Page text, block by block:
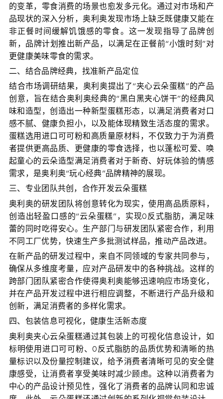
的变革，零食消费的场景也愈发多元化。通过对市场和产
品现状的深入分析，奥利奥发现市场上缺乏既健康又能在
非正餐时间缓解饥饿感的零食。这一发现指导了品牌创
新，品牌计划推出新产品，以满足在正餐前“小饿时刻”对
更健康美味零食的需求。
二、结合品牌经典，找准新产品定位
结合市场调研结果，奥利奥提出了“夹心云朵蛋糕”的产品
创意，旨在结合奥利奥经典的“黑白黑夹心饼干”的经典风
味和造型，创造出一种新型蛋糕形态，以满足消费者对口
感不腻、健康负担小，以及能体现精致生活态度的需求。
蛋糕选用进口可可粉和高质量原材料，不仅致力于为消费
者提供更高品质、更健康的零食选择，也以蓬松可爱、唤
起童心的云朵造型满足消费者对于新奇、好玩体验的情感
需求，是奥利奥“玩心经典”品牌精神的展现。
三、专业团队共创，合作开发云朵蛋糕
奥利奥的研发团队将创意转化为现实，使用高品质原料，
创造出轻盈口感的“云朵蛋糕”，实现0反式脂肪，满足味
蕾的同时吃得安心。生产部门与研发团队紧密合作，利用
不同工厂优势，快速生产多批测试样品，推动产品改进。
在新产品的研发过程中，来自不同领域的专家共同参与，
确保从多维度考量，应对产品研发中的各种挑战。这样的
跨部门团队紧密合作使得奥利奥能够迅速响应市场变化，
并在产品开发过程中进行相应调整，不断进行产品升级和
创新，满足消费者的多样化需求。
四、包装信息可视化，健康生活新态度
奥利奥夹心云朵蛋糕通过其包装上的可视化信息设计，如
标明使用进口可可粉、0反式脂肪的品质优势和清晰的热
量标识以及份量控制建议，给予消费者清晰可见的安全健
康感受，让消费者享受美味时减少顾虑。这种以消费者为
中心的产品设计预见性，强化了消费者的品牌认同和忠诚